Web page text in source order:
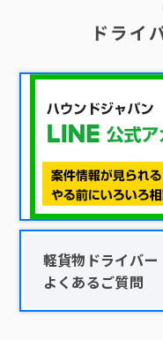
ドライ
軽貨物ドライバー
よくあるご質問